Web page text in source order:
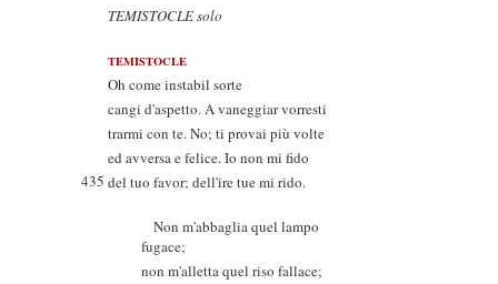
TEMISTOCLE solo
TEMISTOCLE
Oh come instabil sorte
cangi d'aspetto. A vaneggiar vorresti
trarmi con te. No; ti provai più volte
ed avversa e felice. Io non mi fido
435 del tuo favor; dell'ire tue mi rido.
Non m'abbaglia quel lampo
fugace;
non m'alletta quel riso fallace;